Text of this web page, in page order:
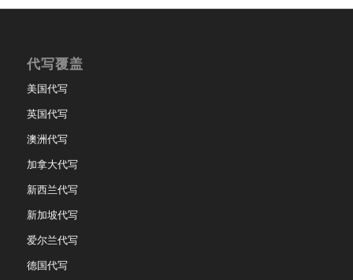
代写覆盖
美国代写
英国代写
澳洲代写
加拿大代写
新西兰代写
新加坡代写
爱尔兰代写
德国代写